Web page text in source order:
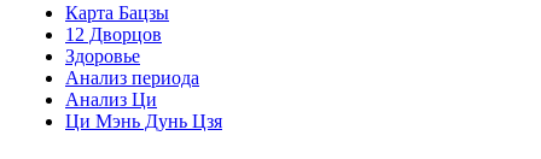
Карта Бацзы
12 Дворцов
Здоровье
Анализ периода
Анализ Ци
Ци Мэнь Дунь Цзя